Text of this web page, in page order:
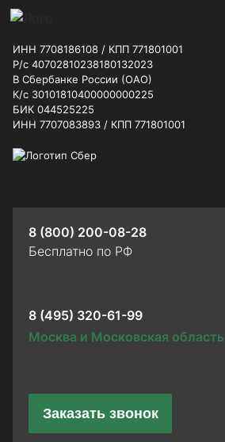
ИНН 7708186108 / КПП 771801001
Р/с 40702810238180132023
В Сбербанке России (ОАО)
К/с 30101810400000000225
БИК 044525225
ИНН 7707083893 / КПП 771801001
8 (800) 200-08-28
Бесплатно по РФ
8 (495) 320-61-99
Москва и Московская область
Заказать звонок